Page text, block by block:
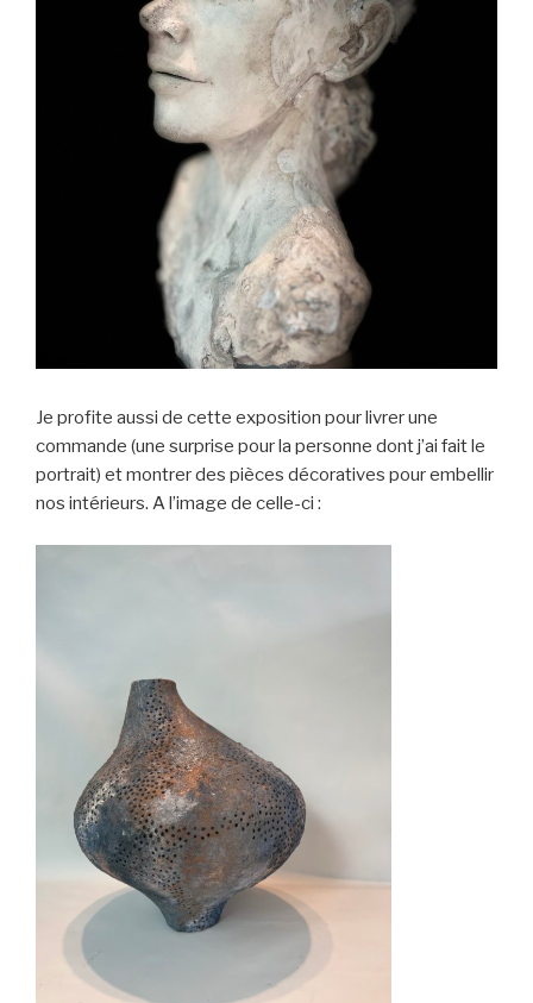
Je profite aussi de cette exposition pour livrer une
commande (une surprise pour la personne dont j’ai fait le
portrait) et montrer des pièces décoratives pour embellir
nos intérieurs. A l’image de celle-ci :